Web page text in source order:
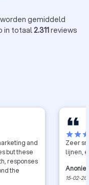
worden gemiddeld
in totaal2.311reviews
and
but these
responses
the
starstar
Zeer
lijnen,
15-02-